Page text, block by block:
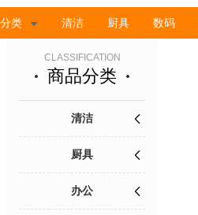
类 清洁 厨具 数码
CLASSIFICATION
商品分类
清洁
厨具
办公